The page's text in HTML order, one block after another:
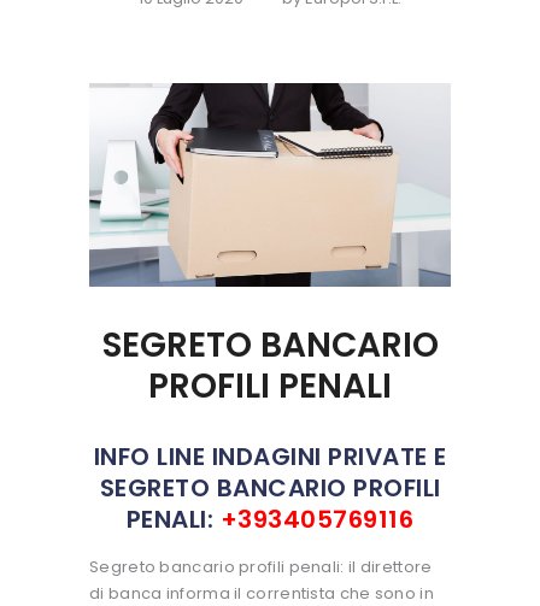
SEGRETO BANCARIO
PROFILI PENALI
INFO LINE INDAGINI PRIVATE E
SEGRETO BANCARIO PROFILI
PENALI: +393405769116
Segreto bancario profili penali: il direttore
di banca informa il correntista che sono in